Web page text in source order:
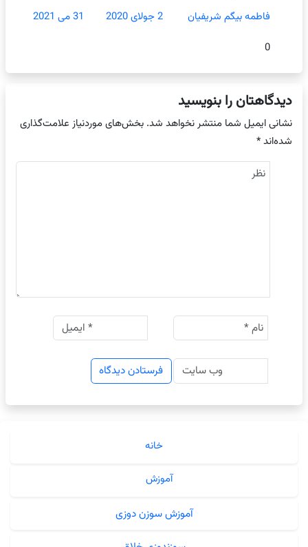
فاطمه بیگم شریفیان
2 جولای 2020
31 می 2021
0
دیدگاهتان را بنویسید
نشانی ایمیل شما منتشر نخواهد شد. بخش‌های موردنیاز علامت‌گذاری
شده‌اند*
خانه
آموزش
آموزش سوزن دوزی